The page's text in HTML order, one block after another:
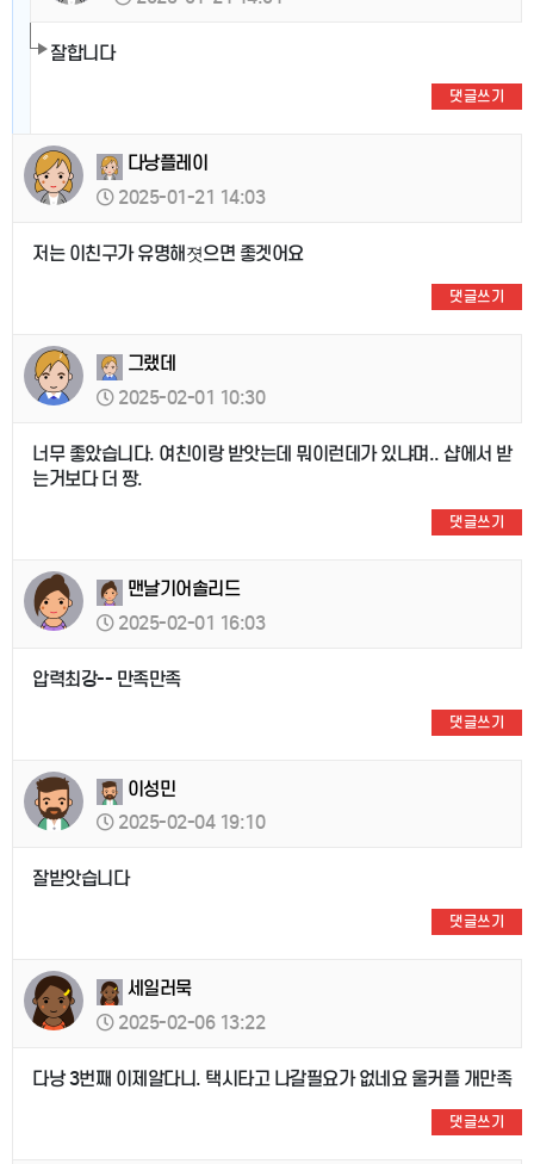
잘합니다
댓글쓰기
다낭플레이
2025-01-21 14:03
저는 이친구가 유명해졋으면 좋겟어요
댓글쓰기
그랬데
2025-02-01 10:30
너무 좋았습니다. 여친이랑 받앗는데 뭐이런데가 있냐며.. 샵에서 받
는거보다 더 짱.
댓글쓰기
맨날기어솔리드
2025-02-01 16:03
압력최강-- 만족만족
댓글쓰기
이성민
2025-02-04 19:10
잘받앗습니다
댓글쓰기
세일러묵
2025-02-06 13:22
다낭 3번째 이제알다니. 택시타고 나갈필요가 없네요 울커플 개만족
댓글쓰기